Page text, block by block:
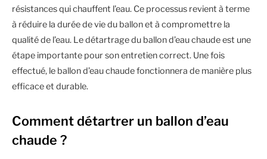
résistances qui chauffent l’eau. Ce processus revient à terme
à réduire la durée de vie du ballon et à compromettre la
qualité de l’eau. Le détartrage du ballon d’eau chaude est une
étape importante pour son entretien correct. Une fois
effectué, le ballon d’eau chaude fonctionnera de manière plus
efficace et durable.
Comment détartrer un ballon d’eau
chaude ?